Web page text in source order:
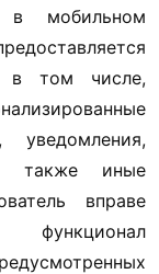
мобильном
в том числе,
уведомления,
также иные
вправе